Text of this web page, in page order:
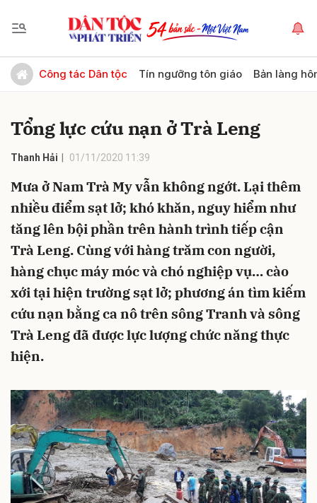
Công tác Dân tộc Tín ngưỡng tôn giáo Bản làng
Tổng lực cứu nạn ở Trà Leng
Thanh Hải 01/11/2020 11:39
Mưa ở Nam Trà My vẫn không ngớt. Lại thêm
nhiều điểm sạt lở; khó khăn, nguy hiểm như
tăng lên bội phần trên hành trình tiếp cận
Trà Leng. Cùng với hàng trăm con người,
hàng chục máy móc và chó nghiệp vụ… cào
xới tại hiện trường sạt lở; phương án tìm kiếm
cứu nạn bằng ca nô trên sông Tranh và sông
Trà Leng đã được lực lượng chức năng thực
hiện.
Gửi bình luận
Hủy Gửi